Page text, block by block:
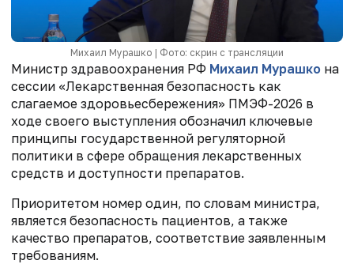
Михаил Мурашко | Фото: скрин с трансляции
Министр здравоохранения РФ Михаил Мурашко на
сессии «Лекарственная безопасность как
слагаемое здоровьесбережения» ПМЭФ-2026 в
ходе своего выступления обозначил ключевые
принципы государственной регуляторной
политики в сфере обращения лекарственных
средств и доступности препаратов.
Приоритетом номер один, по словам министра,
является безопасность пациентов, а также
качество препаратов, соответствие заявленным
требованиям.